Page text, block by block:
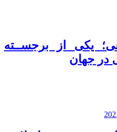
یکی از برجســته
در جهان